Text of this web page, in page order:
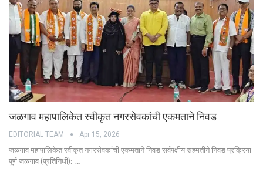
जळगाव महापालिकेत स्वीकृत नगरसेवकांची एकमताने निवड
EDITORIAL TEAM Apr 15, 2026
जळगाव महापालिकेत स्वीकृत नगरसेवकांची एकमताने निवड सर्वपक्षीय सहमतीने निवड प्रक्रिया
पूर्ण जळगाव (प्रतिनिधी):-…